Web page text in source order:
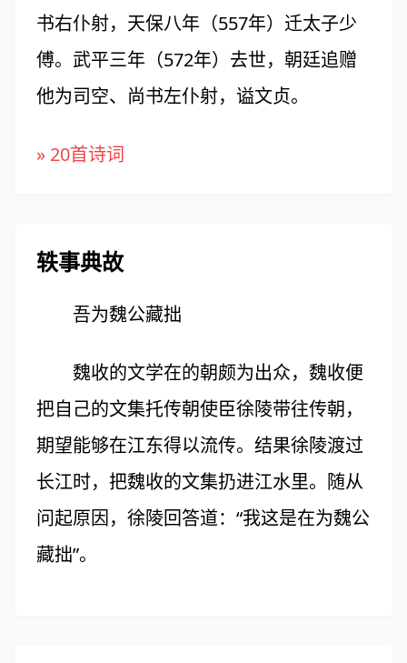
书右仆射，天保八年（557年）迁太子少
傅。武平三年（572年）去世，朝廷追赠
他为司空、尚书左仆射，谥文贞。
» 20首诗词
轶事典故
吾为魏公藏拙
魏收的文学在的朝颇为出众，魏收便
把自己的文集托传朝使臣徐陵带往传朝，
期望能够在江东得以流传。结果徐陵渡过
长江时，把魏收的文集扔进江水里。随从
问起原因，徐陵回答道：“我这是在为魏公
藏拙”。